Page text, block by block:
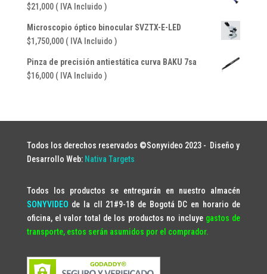
$21,000 ( IVA Incluido )
Microscopio óptico binocular SVZTX-E-LED
$1,750,000 ( IVA Incluido )
Pinza de precisión antiestática curva BAKU 7sa
$16,000 ( IVA Incluido )
Todos los derechos reservados ©Sonyvideo 2023 - Diseño y
Desarrollo Web: Nativa Targets
Todos los productos se entregarán en nuestro almacén
SONYVIDEO de la cll 21#9-18 de Bogotá DC en horario de
oficina, el valor total de los productos no incluye gastos de
transporte, estos serán asumidos por el comprador.